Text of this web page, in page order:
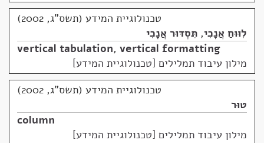
טכנולוגיית המידע (תשס"ג, 2002)
לִוּוּחַ אֲנָכִי, תִּסְדּוּר אֲנָכִי
vertical tabulation, vertical formatting
מילון עיבוד תמלילים [טכנולוגיית המידע]
טכנולוגיית המידע (תשס"ג, 2002)
טוּר
column
מילון עיבוד תמלילים [טכנולוגיית המידע]